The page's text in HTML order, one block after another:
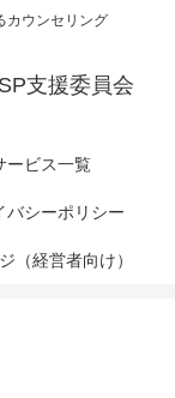
カウンセリング
支援委員会
ービス一覧
バシーポリシー
（経営者向け）